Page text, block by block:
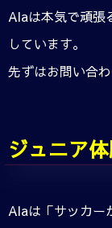
Alaは本気で頑張
しています。
先ずはお問い合わ
ジュニア
Alaは「サッカー